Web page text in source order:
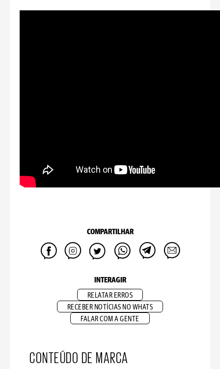
COMPARTILHAR
INTERAGIR
RELATAR ERROS
RECEBER NOTÍCIAS NO WHATS
FALAR COM A GENTE
CONTEÚDO DE MARCA